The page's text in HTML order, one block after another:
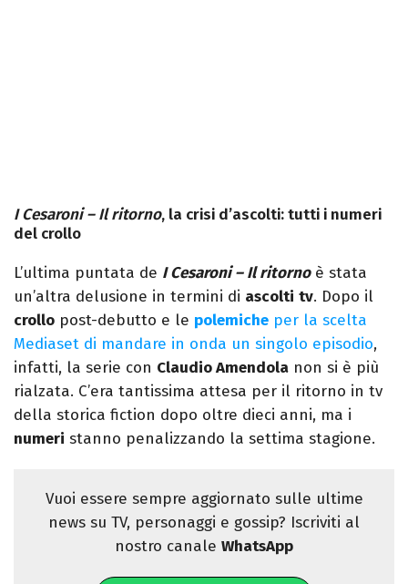
I Cesaroni – Il ritorno, la crisi d’ascolti: tutti i numeri
del crollo
L’ultima puntata de I Cesaroni – Il ritornoè stata
un’altra delusione in termini di ascolti tv. Dopo il
crollo post-debutto e le polemiche per la scelta
Mediaset di mandare in onda un singolo episodio,
infatti, la serie con Claudio Amendola non si è più
rialzata. C’era tantissima attesa per il ritorno in tv
della storica fiction dopo oltre dieci anni, ma i
numeri stanno penalizzando la settima stagione.
Vuoi essere sempre aggiornato sulle ultime
news su TV, personaggi e gossip? Iscriviti al
nostro canale WhatsApp